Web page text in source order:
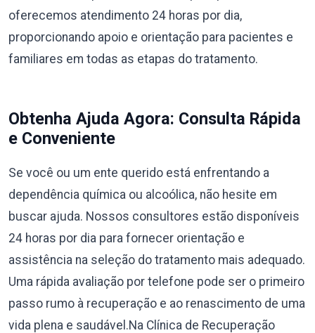
oferecemos atendimento 24 horas por dia,
proporcionando apoio e orientação para pacientes e
familiares em todas as etapas do tratamento.
Obtenha Ajuda Agora: Consulta Rápida
e Conveniente
Se você ou um ente querido está enfrentando a
dependência química ou alcoólica, não hesite em
buscar ajuda. Nossos consultores estão disponíveis
24 horas por dia para fornecer orientação e
assistência na seleção do tratamento mais adequado.
Uma rápida avaliação por telefone pode ser o primeiro
passo rumo à recuperação e ao renascimento de uma
vida plena e saudável.Na Clínica de Recuperação